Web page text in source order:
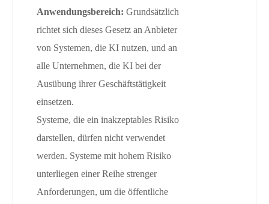
Anwendungsbereich: Grundsätzlich
richtet sich dieses Gesetz an Anbieter
von Systemen, die KI nutzen, und an
alle Unternehmen, die KI bei der
Ausübung ihrer Geschäftstätigkeit
einsetzen.
Systeme, die ein inakzeptables Risiko
darstellen, dürfen nicht verwendet
werden. Systeme mit hohem Risiko
unterliegen einer Reihe strenger
Anforderungen, um die öffentliche